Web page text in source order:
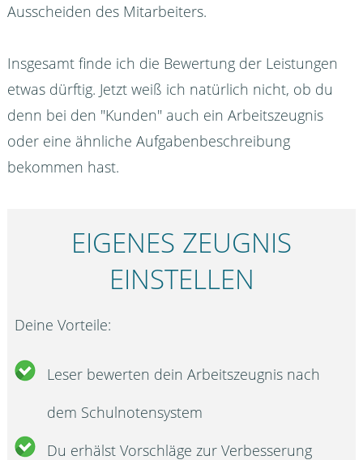
Ausscheiden des Mitarbeiters.
Insgesamt finde ich die Bewertung der Leistungen
etwas dürftig. Jetzt weiß ich natürlich nicht, ob du
denn bei den "Kunden" auch ein Arbeitszeugnis
oder eine ähnliche Aufgabenbeschreibung
bekommen hast.
EIGENES ZEUGNIS
EINSTELLEN
Deine Vorteile:
Leser bewerten dein Arbeitszeugnis nach
dem Schulnotensystem
Du erhälst Vorschläge zur Verbesserung